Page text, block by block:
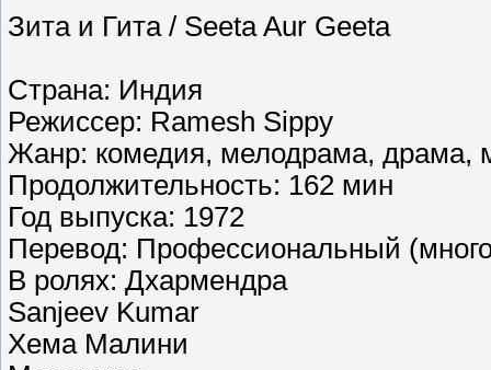
Зита и Гита / Seeta Aur Geeta
Страна: Индия
Режиссер: Ramesh Sippy
Жанр: комедия, мелодрама, драма,
Продолжительность: 162 мин
Год выпуска: 1972
Перевод: Профессиональный
В ролях: Дхармендра
Sanjeev Kumar
Хема Малини